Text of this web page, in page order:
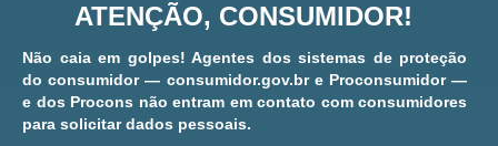
ATENÇÃO, CONSUMIDOR!
Não caia em golpes! Agentes dos sistemas de proteção
do consumidor — consumidor.gov.br e Proconsumidor —
e dos Procons não entram em contato com consumidores
para solicitar dados pessoais.